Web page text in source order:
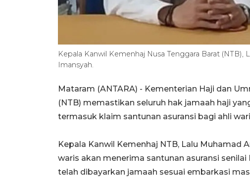
Kepala Kanwil Kemenhaj Nusa Tenggara Barat (NTB),
Imansyah.
Mataram (ANTARA) - Kementerian Haji dan
(NTB) memastikan seluruh hak jamaah haji
termasuk klaim santunan asuransi bagi ahli
Kepala Kanwil Kemenhaj NTB, Lalu Muhamad
waris akan menerima santunan asuransi
telah dibayarkan jamaah sesuai embarkasi